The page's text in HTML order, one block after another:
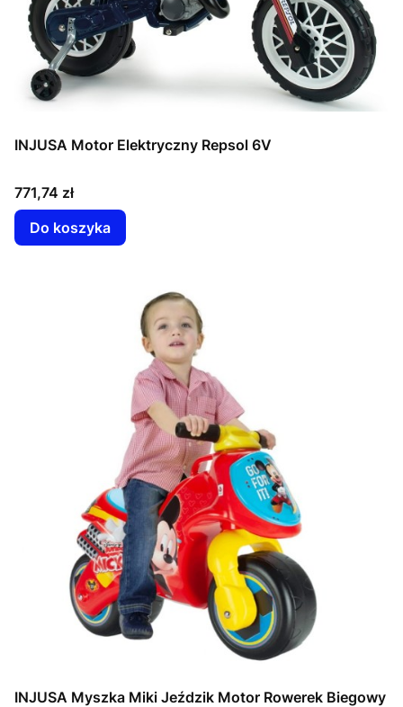
INJUSA Motor Elektryczny Repsol 6V
Cena
771,74 zł
Do koszyka
INJUSA Myszka Miki Jeździk Motor Rowerek Biegowy